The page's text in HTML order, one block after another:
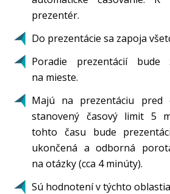
prezentér.
Do prezentácie sa zapoja
Poradie prezentácií bude
na mieste.
Majú na prezentáciu pred
stanovený časový limit 5
tohto času bude
ukončená a odborná
na otázky (cca 4 minúty).
Sú hodnotení v týchto